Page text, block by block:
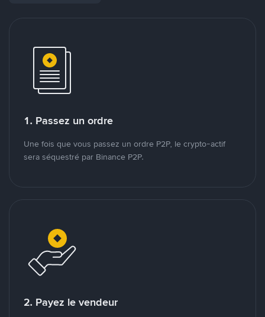
1. Passez un ordre
Une fois que vous passez un ordre P2P, le crypto-actif
sera séquestré par Binance P2P.
2. Payez le vendeur